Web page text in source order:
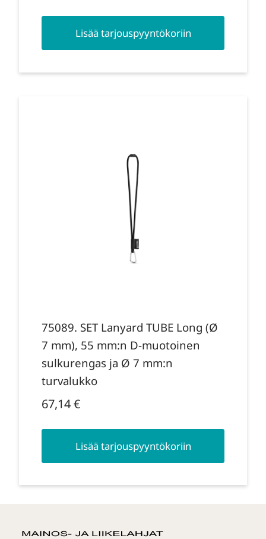
Lisää tarjouspyyntökoriin
75089. SET Lanyard TUBE Long (Ø
7 mm), 55 mm:n D-muotoinen
sulkurengas ja Ø 7 mm:n
turvalukko
67,14€
Lisää tarjouspyyntökoriin